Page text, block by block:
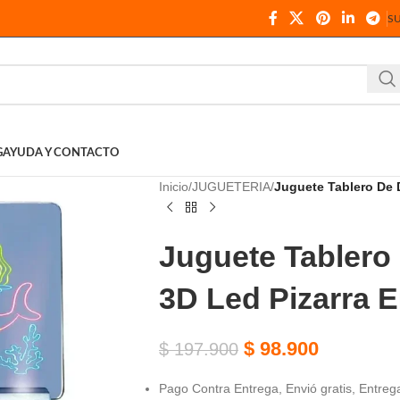
AYUDA Y CONTACTO
Inicio JUGUETERIA Juguete Tablero De
Juguete
3D Led Pizarra
$197.900 $98.900
Pago Contra Entrega, Envió gratis,